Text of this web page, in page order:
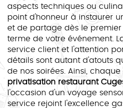
aspects techniques ou
point d'honneur à instaurer
et de partage dès le
terme de votre événement.
service client et l'attention
détails sont autant d'atouts
de nos soirées. Ainsi, chaque
privatisation restaurant
l'occasion d'un voyage
service rejoint l'excellence